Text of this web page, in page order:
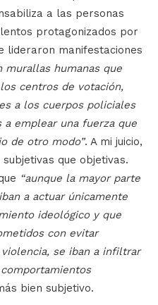
a las personas
protagonizados por
lideraron manifestaciones
murallas humanas que
centros de votación,
a los cuerpos policiales
emplear una fuerza que
de otro modo”. A mi juicio,
que objetivas.
“aunque la mayor parte
a actuar únicamente
ideológico y que
con evitar
se iban a infiltrar
bien subjetivo.